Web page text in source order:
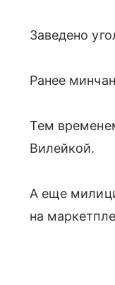
Заведено
Ранее
Тем
Вилейкой.
А еще
на